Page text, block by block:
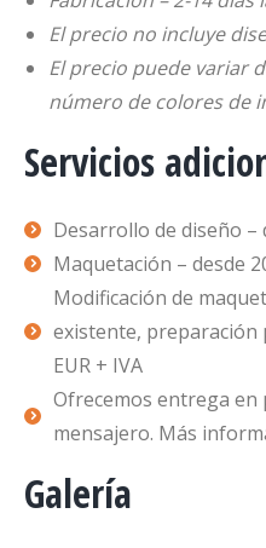
El precio no incluye
El precio puede variar
número de colores de
Servicios
Desarrollo de diseño –
Maquetación – desde
Modificación de
existente, preparación
EUR + IVA
Ofrecemos entrega en
mensajero. Más
Galería